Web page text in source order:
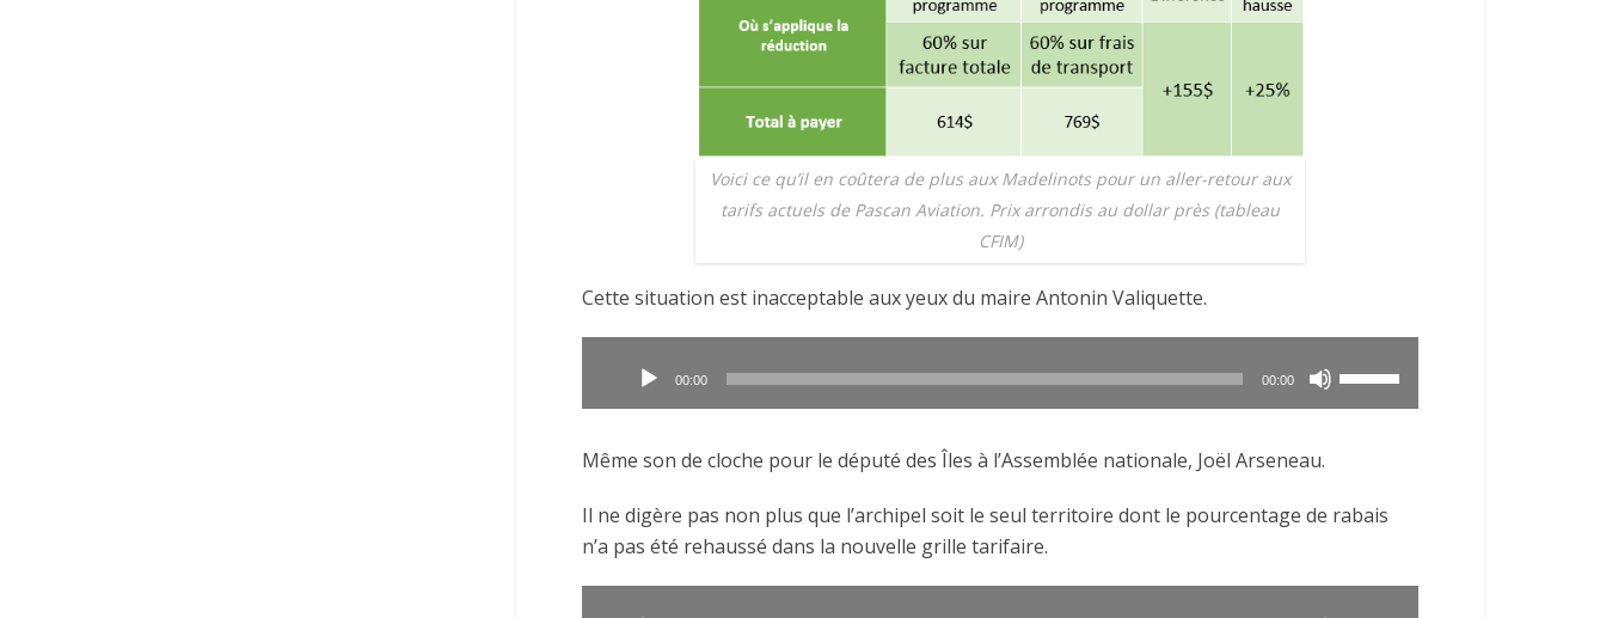
Voici ce qu’il en coûtera de plus aux Madelinots pour un aller-retour aux
tarifs actuels de Pascan Aviation. Prix arrondis au dollar près (tableau
CFIM)
Cette situation est inacceptable aux yeux du maire Antonin Valiquette.
00:00 00:00
augmenter
diminuer
Même son de cloche pour le député des Îles à l’Assemblée nationale, Joël Arseneau.
Il ne digère pas non plus que l’archipel soit le seul territoire dont le pourcentage de rabais
n’a pas été rehaussé dans la nouvelle grille tarifaire.